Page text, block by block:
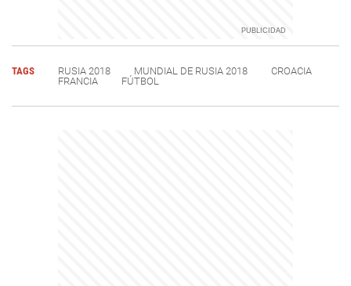
TAGS RUSIA 2018 MUNDIAL DE RUSIA 2018
CROACIA
FRANCIA
FÚTBOL